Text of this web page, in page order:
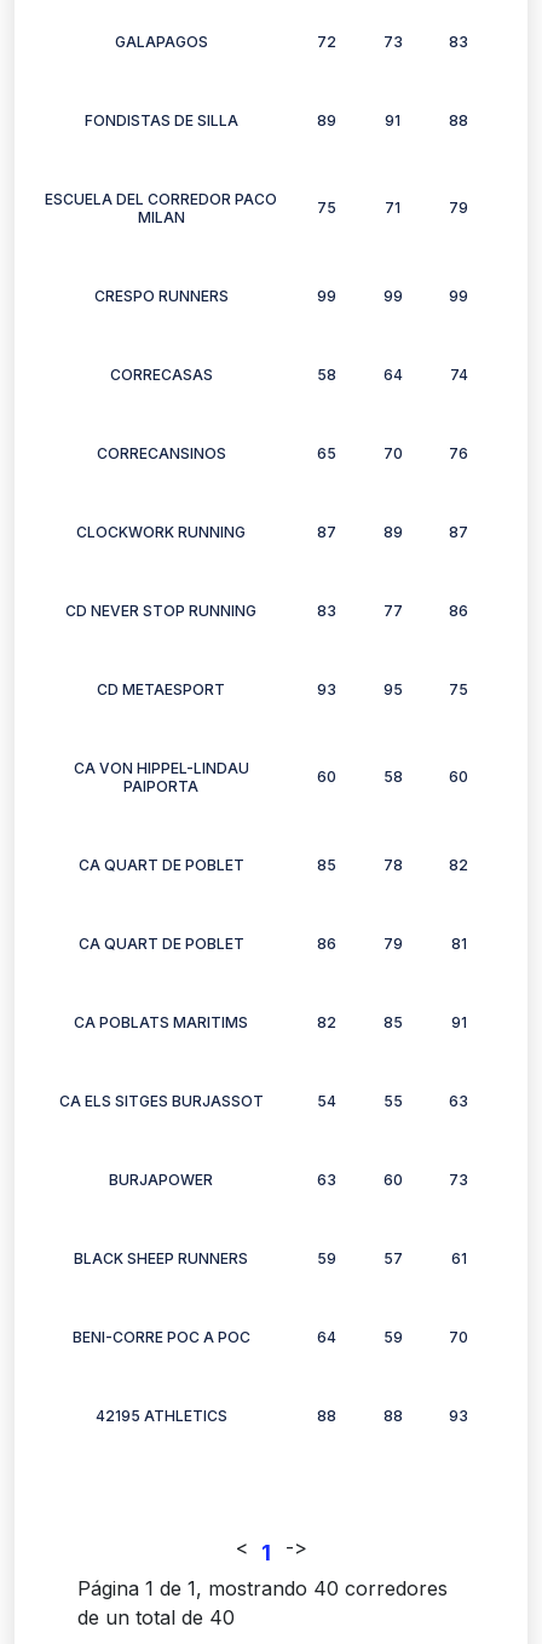
GALAPAGOS 72 73 83
FONDISTAS DE SILLA 89 91 88
ESCUELA DEL CORREDOR PACO
MILAN
75 71 79
CRESPO RUNNERS 99 99 99
CORRECASAS 58 64 74
CORRECANSINOS 65 70 76
CLOCKWORK RUNNING 87 89 87
CD NEVER STOP RUNNING 83 77 86
CD METAESPORT 93 95 75
CA VON HIPPEL-LINDAU
PAIPORTA
60 58 60
CA QUART DE POBLET 85 78 82
CA QUART DE POBLET 86 79 81
CA POBLATS MARITIMS 82 85 91
CA ELS SITGES BURJASSOT 54 55 63
BURJAPOWER 63 60 73
BLACK SHEEP RUNNERS 59 57 61
BENI-CORRE POC A POC 64 59 70
42195 ATHLETICS 88 88 93
< 1 ->
Página 1 de 1, mostrando 40 corredores
de un total de 40